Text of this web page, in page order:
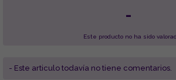
-
Este producto no ha sido
- Este articulo todavía no tiene comentarios.